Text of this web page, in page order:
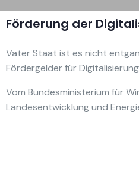
Förderung der
Vater Staat ist es nicht
Fördergelder für
Vom Bundesministerium für
Landesentwicklung und